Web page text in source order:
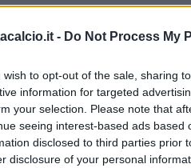
- Do Not Process My
wish to opt-out of the sale, sharing
information for targeted
your selection. Please note that
seeing interest-based ads
disclosed to third parties prior
disclosure of your personal